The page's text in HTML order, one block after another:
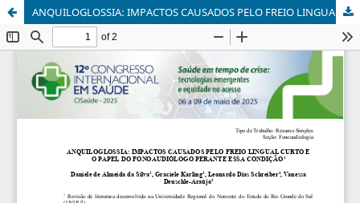
ANQUILOGLOSSIA: IMPACTOS CAUSADOS PELO FREIO LINGUAL CURTO E O PAPEL DO FONOAUDIÓLOGO PERANTE ESSA CONDIÇÃO